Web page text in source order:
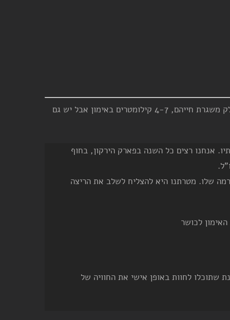
מועדון רצי תל אביב (מרת"א) הוא מועדון ריצה עם מספר קבוצות ריצה ברמות שונות. ישנן קבוצות לכאלה שרוצים לרוץ כחלק משגרת חייהם, 4-7 קילומטרים באימון אבל יש גם
אנחנו רצים כל השנה בפארק הירקון, בחוף
שלו. מטרתנו היא להצליח לשלב את הריצה
לכושר
שתוכלו לחוות באופן אישי את החוויה של